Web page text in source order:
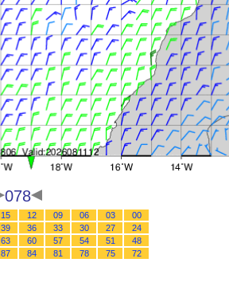
078
00
03
06
09
12
15
24
27
30
33
36
39
48
51
54
57
60
63
72
75
78
81
84
87